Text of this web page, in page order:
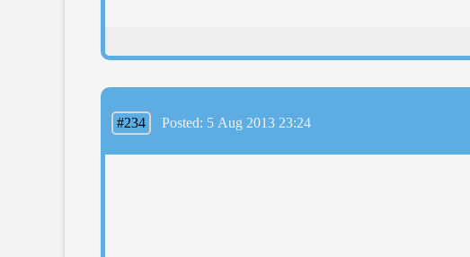
#234 Posted: 5 Aug 2013 23:24